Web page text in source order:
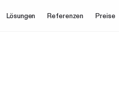
Lösungen Referenzen Preise